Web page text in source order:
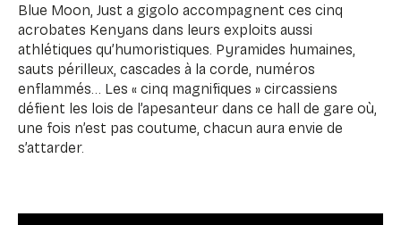
Blue Moon, Just a gigolo accompagnent ces cinq
acrobates Kenyans dans leurs exploits aussi
athlétiques qu’humoristiques. Pyramides humaines,
sauts périlleux, cascades à la corde, numéros
enflammés… Les « cinq magnifiques » circassiens
défient les lois de l’apesanteur dans ce hall de gare où,
une fois n’est pas coutume, chacun aura envie de
s’attarder.